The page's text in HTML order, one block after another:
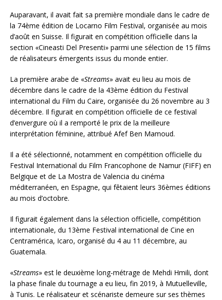
Auparavant, il avait fait sa première mondiale dans le cadre de
la 74ème édition de Locarno Film Festival, organisée au mois
d’août en Suisse. Il figurait en compétition officielle dans la
section «Cineasti Del Presenti» parmi une sélection de 15 films
de réalisateurs émergents issus du monde entier.
La première arabe de «Streams» avait eu lieu au mois de
décembre dans le cadre de la 43ème édition du Festival
international du Film du Caire, organisée du 26 novembre au 3
décembre. Il figurait en compétition officielle de ce festival
d’envergure où il a remporté le prix de la meilleure
interprétation féminine, attribué Afef Ben Mamoud.
Il a été sélectionné, notamment en compétition officielle du
Festival International du Film Francophone de Namur (FIFF) en
Belgique et de La Mostra de Valencia du cinéma
méditerranéen, en Espagne, qui fêtaient leurs 36èmes éditions
au mois d’octobre.
Il figurait également dans la sélection officielle, compétition
internationale, du 13ème Festival international de Cine en
Centramérica, Icaro, organisé du 4 au 11 décembre, au
Guatemala.
«Streams» est le deuxième long-métrage de Mehdi Hmili, dont
la phase finale du tournage a eu lieu, fin 2019, à Mutuelleville,
à Tunis. Le réalisateur et scénariste demeure sur ses thèmes